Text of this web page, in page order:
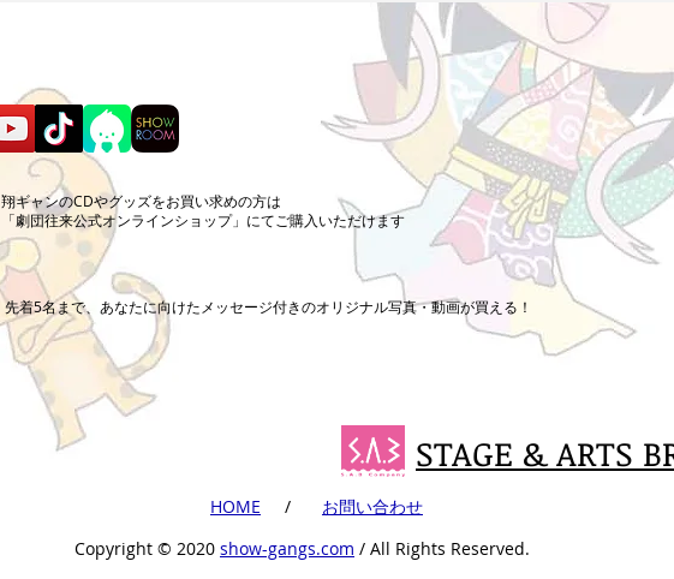
​翔ギャンのCDやグッズをお買い求めの方は
「劇団往来公式オンラインショップ」にてご購入いただけます
​先着5名まで、あなたに向けたメッセージ付きのオリジナル写真・動画が買える！
STAGE & ARTS
​HOME ​ /
​お問い合わせ
Copyright ©︎ 2020 show-gangs.com / All Rights Reserved.